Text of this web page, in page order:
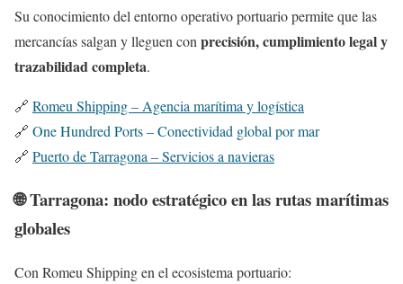
Su conocimiento del entorno operativo portuario permite que las
mercancías salgan y lleguen con precisión, cumplimiento legal y
trazabilidad completa.
🔗 Romeu Shipping – Agencia marítima y logística
🔗 One Hundred Ports – Conectividad global por mar
🔗 Puerto de Tarragona – Servicios a navieras
🌐 Tarragona: nodo estratégico en las rutas marítimas
globales
Con Romeu Shipping en el ecosistema portuario: